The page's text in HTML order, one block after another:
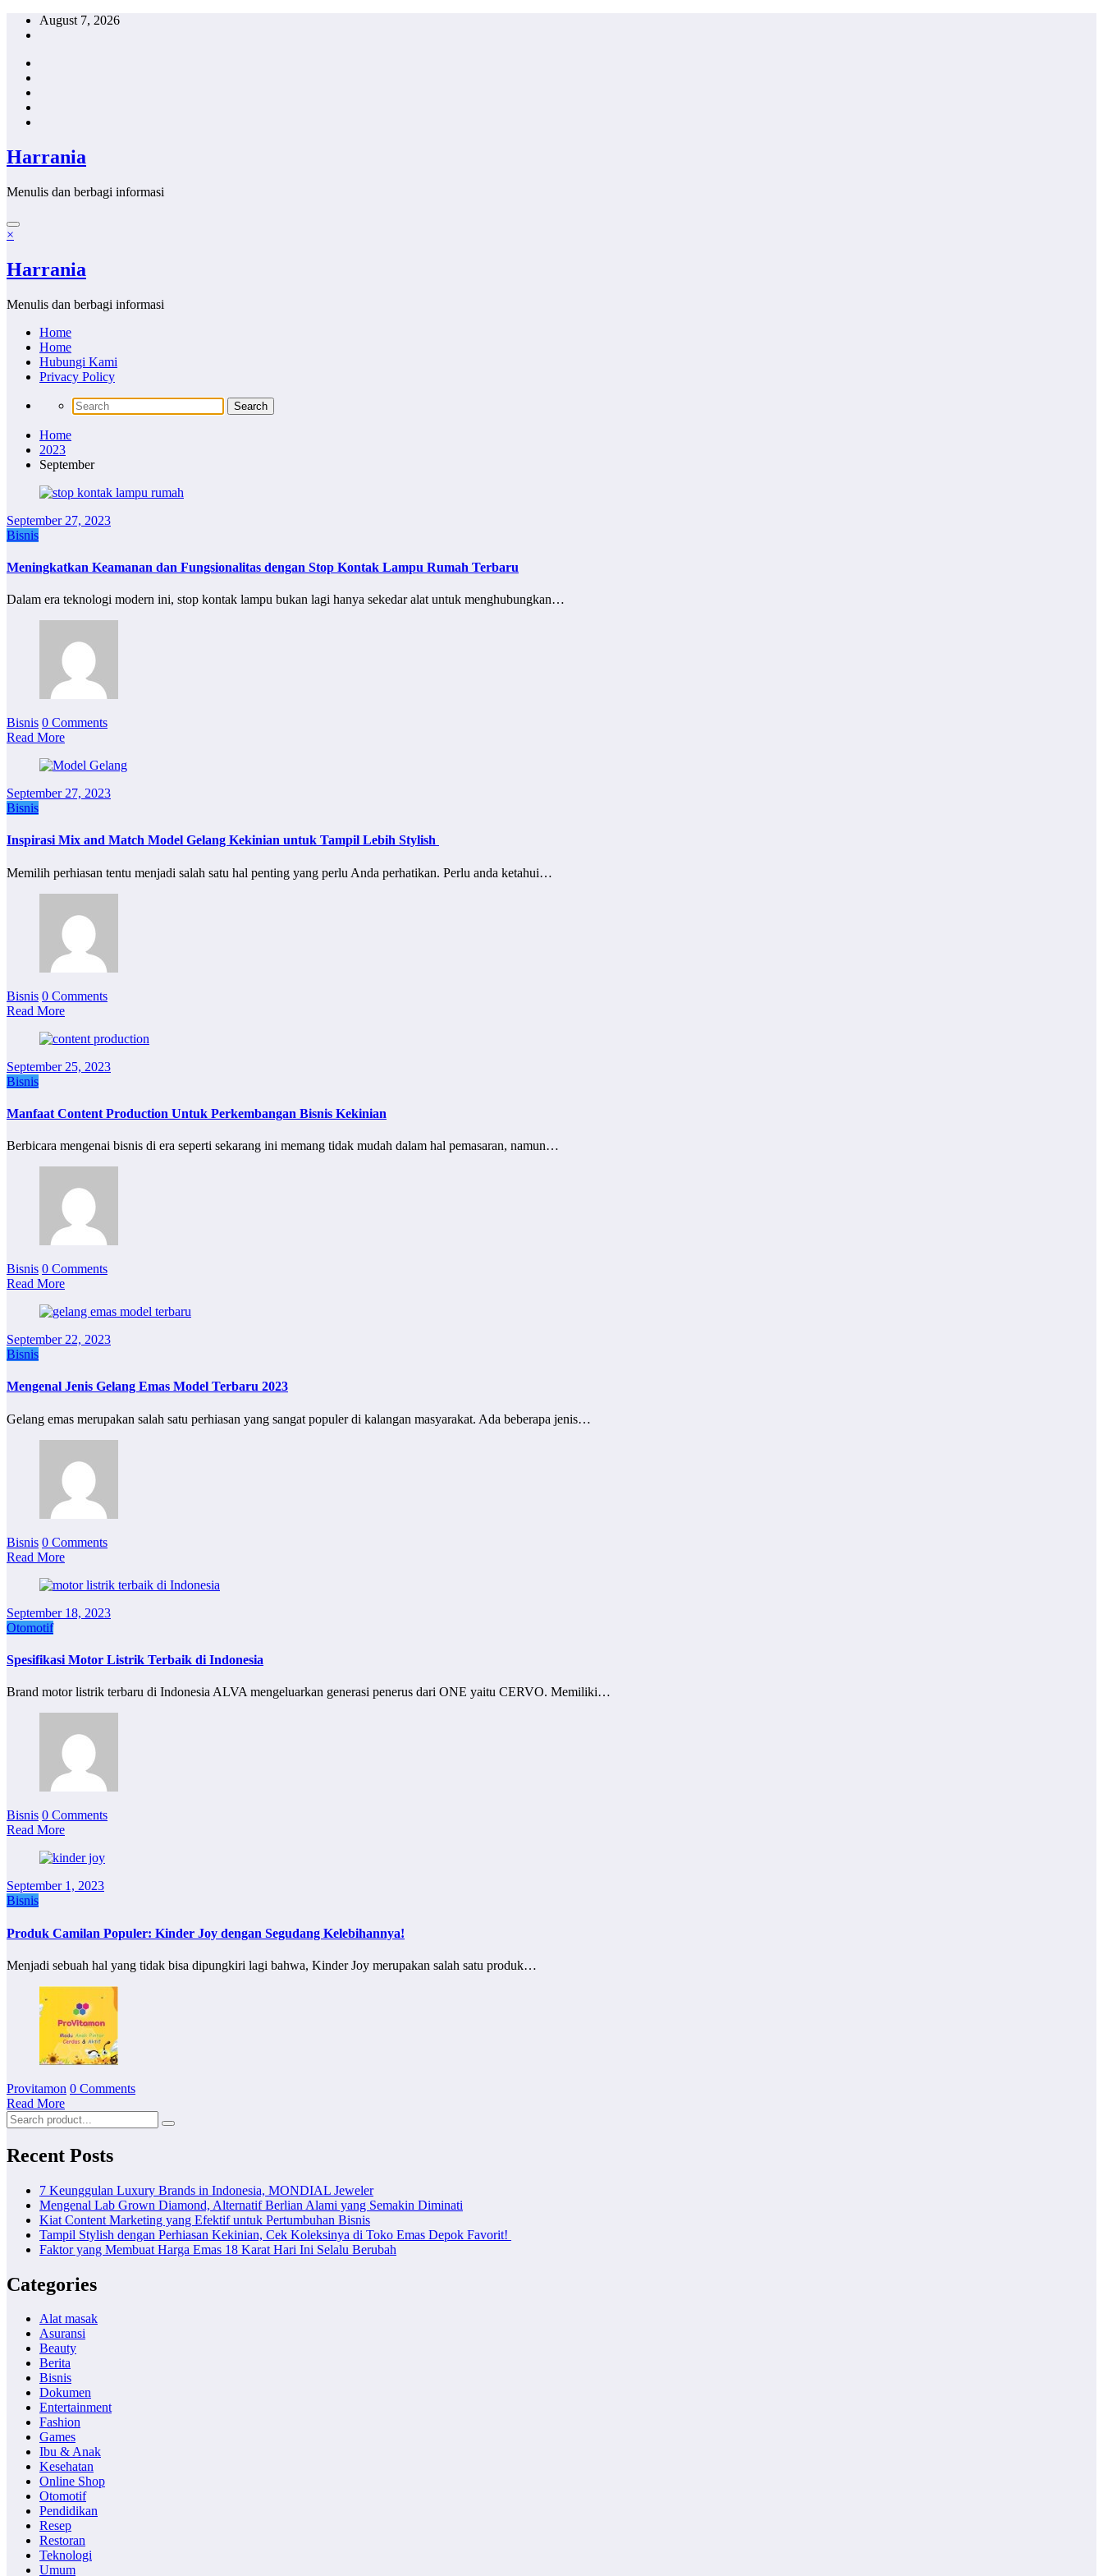
Skip
August 7, 2026
Harrania
Menulis dan berbagi informasi
×
Harrania
Menulis dan berbagi informasi
Home
Home
Hubungi Kami
Privacy Policy
Home
2023
September
September 27, 2023
Bisnis
Meningkatkan Keamanan dan Fungsionalitas dengan Stop Kontak Lampu Rumah Terbaru
Dalam era teknologi modern ini, stop kontak lampu bukan lagi hanya sekedar alat untuk menghubungkan…
Bisnis 0 Comments
Read More
September 27, 2023
Bisnis
Inspirasi Mix and Match Model Gelang Kekinian untuk Tampil Lebih Stylish
Memilih perhiasan tentu menjadi salah satu hal penting yang perlu Anda perhatikan. Perlu anda ketahui…
Bisnis 0 Comments
Read More
September 25, 2023
Bisnis
Manfaat Content Production Untuk Perkembangan Bisnis Kekinian
Berbicara mengenai bisnis di era seperti sekarang ini memang tidak mudah dalam hal pemasaran, namun…
Bisnis 0 Comments
Read More
September 22, 2023
Bisnis
Mengenal Jenis Gelang Emas Model Terbaru 2023
Gelang emas merupakan salah satu perhiasan yang sangat populer di kalangan masyarakat. Ada beberapa jenis…
Bisnis 0 Comments
Read More
September 18, 2023
Otomotif
Spesifikasi Motor Listrik Terbaik di Indonesia
Brand motor listrik terbaru di Indonesia ALVA mengeluarkan generasi penerus dari ONE yaitu CERVO. Memiliki…
Bisnis 0 Comments
Read More
September 1, 2023
Bisnis
Produk Camilan Populer: Kinder Joy dengan Segudang Kelebihannya!
Menjadi sebuah hal yang tidak bisa dipungkiri lagi bahwa, Kinder Joy merupakan salah satu produk…
Provitamon 0 Comments
Read More
Recent Posts
7 Keunggulan Luxury Brands in Indonesia, MONDIAL Jeweler
Mengenal Lab Grown Diamond, Alternatif Berlian Alami yang Semakin Diminati
Kiat Content Marketing yang Efektif untuk Pertumbuhan Bisnis
Tampil Stylish dengan Perhiasan Kekinian, Cek Koleksinya di Toko Emas Depok Favorit!
Faktor yang Membuat Harga Emas 18 Karat Hari Ini Selalu Berubah
Categories
Alat masak
Asuransi
Beauty
Berita
Bisnis
Dokumen
Entertainment
Fashion
Games
Ibu & Anak
Kesehatan
Online Shop
Otomotif
Pendidikan
Resep
Restoran
Teknologi
Umum